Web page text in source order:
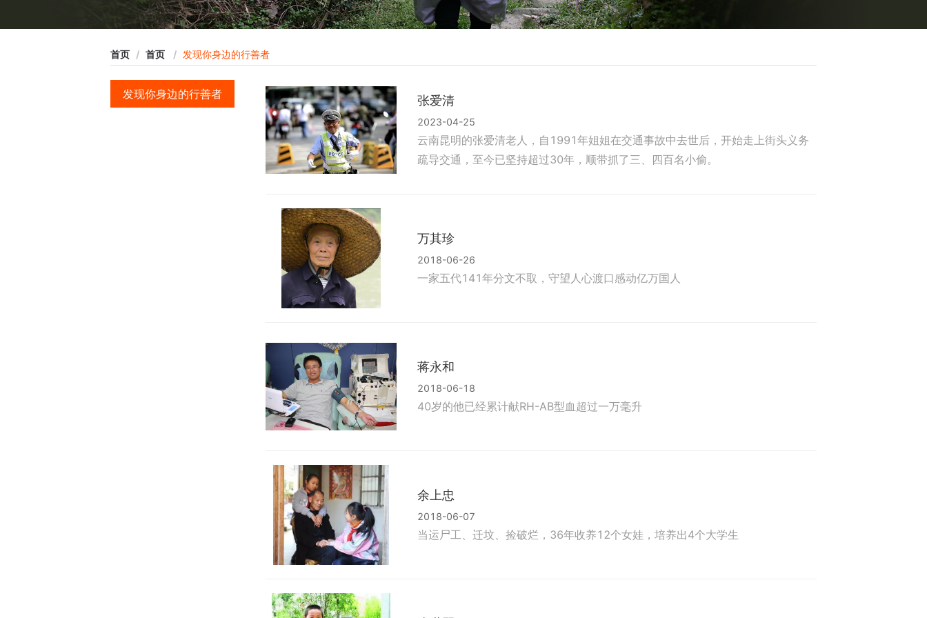
首页 / 首页 / 发现你身边的行善者
发现你身边的行善者 张爱清
2023-04-25
云南昆明的张爱清老人，自1991年姐姐在交通事故中去世后，开始走上街头义务
疏导交通，至今已坚持超过30年，顺带抓了三、四百名小偷。
万其珍
2018-06-26
一家五代141年分文不取，守望人心渡口感动亿万国人
蒋永和
2018-06-18
40岁的他已经累计献RH-AB型血超过一万毫升
余上忠
2018-06-07
当运尸工、迁坟、捡破烂，36年收养12个女娃，培养出4个大学生